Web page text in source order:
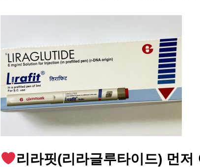
리라핏(리라글루타이드) 먼저